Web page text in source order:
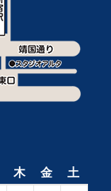
木 金 土